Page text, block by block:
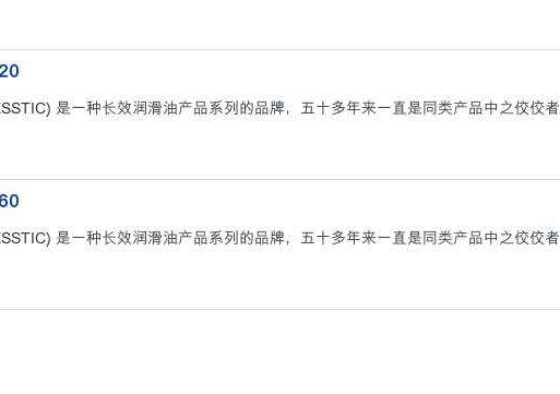
是一种长效润滑油产品系列的品牌，五十多年来一直是同类产品中之佼佼者
是一种长效润滑油产品系列的品牌，五十多年来一直是同类产品中之佼佼者